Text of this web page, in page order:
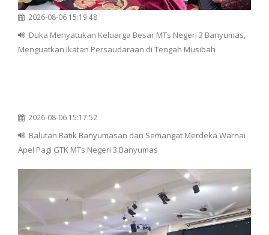
2026-08-06 15:19:48
Duka Menyatukan Keluarga Besar MTs Negeri 3 Banyumas,
Menguatkan Ikatan Persaudaraan di Tengah Musibah
2026-08-06 15:17:52
Balutan Batik Banyumasan dan Semangat Merdeka Warnai
Apel Pagi GTK MTs Negeri 3 Banyumas